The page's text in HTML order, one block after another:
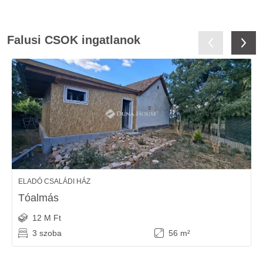
Falusi CSOK ingatlanok
ELADÓ CSALÁDI HÁZ
Tóalmás
12 M Ft
3 szoba
56 m²